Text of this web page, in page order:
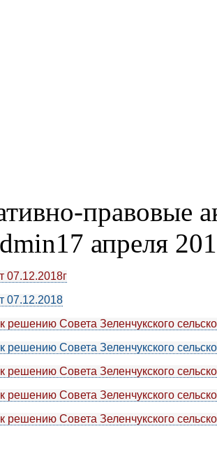
правовые
17 апреля
07.12.2018г
07.12.2018
Совета Зеленчукского
Совета Зеленчукского
Совета Зеленчукского
Совета Зеленчукского
Совета Зеленчукского